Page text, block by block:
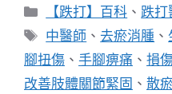
分
類
【跌打】百科 、跌打
標
籤
中醫師 、去瘀消腫 、
腳扭傷 、 手腳痹痛 、 損
改善肢體關節緊固 、 散